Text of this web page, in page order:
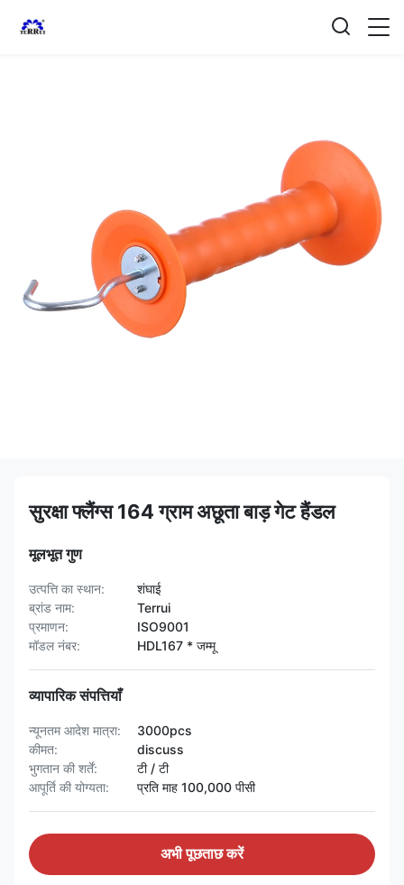
सुरक्षा फ्लैंग्स 164 ग्राम अछूता बाड़ गेट हैंडल
मूलभूत गुण
उत्पत्ति का स्थान:
शंघाई
ब्रांड नाम:
Terrui
प्रमाणन:
ISO9001
मॉडल नंबर:
HDL167 * जम्मू
व्यापारिक संपत्तियाँ
न्यूनतम आदेश मात्रा:
3000pcs
कीमत:
discuss
भुगतान की शर्तें:
टी / टी
आपूर्ति की योग्यता:
प्रति माह 100,000 पीसी
अभी पूछताछ करें